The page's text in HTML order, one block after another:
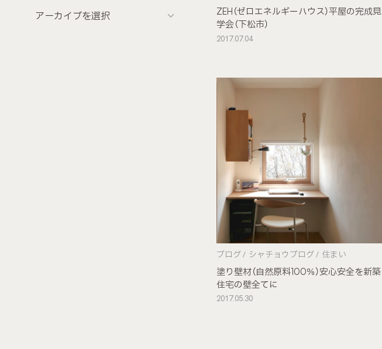
ZEH（ゼロエネルギーハウス）平屋の完成見
学会（下松市）
2017.07.04
塗り壁材（自然原料100％）安心安全を新築
住宅の壁全てに
ブログ シャチョウブログ 住まい
2017.05.30